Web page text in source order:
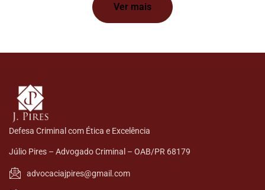
Ver mais
Defesa Criminal com Ética e Excelência
Júlio Pires – Advogado Criminal – OAB/PR 68179
advocaciajpires@gmail.com